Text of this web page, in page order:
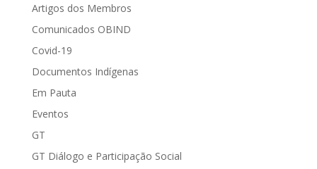
Artigos dos Membros
Comunicados OBIND
Covid-19
Documentos Indígenas
Em Pauta
Eventos
GT
GT Diálogo e Participação Social